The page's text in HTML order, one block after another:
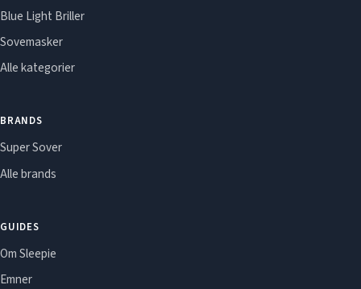
Blue Light Briller
Sovemasker
Alle kategorier
BRANDS
Super Sover
Alle brands
GUIDES
Om Sleepie
Emner